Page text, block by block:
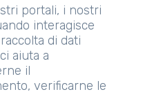
portali, i nostri
interagisce
di dati
aiuta a
il
verificarne le